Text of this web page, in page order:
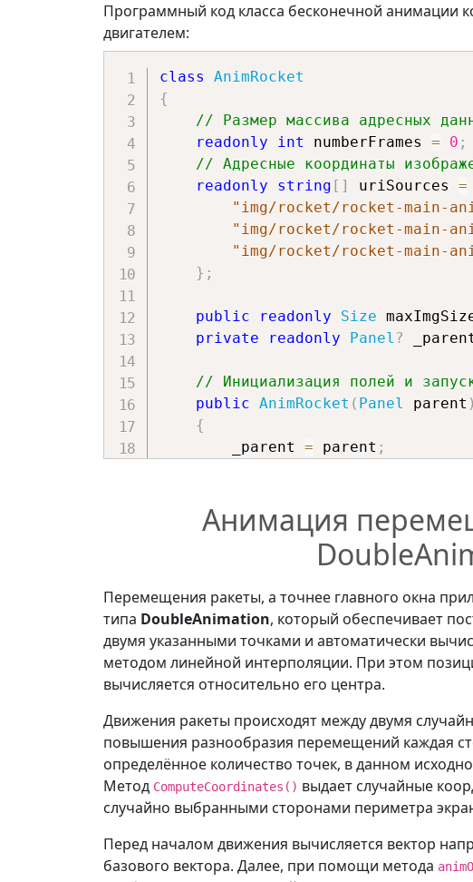
Программный код класса бесконечной анимации
двигателем:
class
AnimRocket
{
// Размер массива адресных
readonly
int numberFrames = 0 ;
// Адресные координаты
readonly
string [ ] uriSources =
"img/rocket/rocket-main-
"img/rocket/rocket-main-
"img/rocket/rocket-main-
} ;
public readonly Size
private
readonly Panel ?
// Инициализация полей и
public AnimRocket ( Panel parent )
{
        _parent
= parent ;
Animation( );
// Вращение ракеты для
public void Rotate(double
{
if (_parent != null)
{
RotateTransform rt =
// Вращаем контейнер
            _parent
. Children [0].
}
}
// Метод бесконечной анимации
Анимация
Перемещения ракеты, а точнее главного окна
типа DoubleAnimation, который обеспечивает
двумя указанными точками и автоматически
методом линейной интерполяции. При этом
вычисляется относительно его центра.
Движения ракеты происходят между двумя
повышения разнообразия перемещений каждая
определённое количество точек, в данном
Метод ComputeCoordinates() выдает случайные
случайно выбранными сторонами периметра
Перед началом движения вычисляется вектор
базового вектора. Далее, при помощи метода